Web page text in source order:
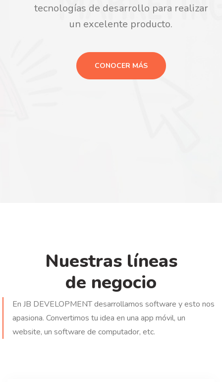
tecnologías de desarrollo para realizar
un excelente producto.
CONOCER MÁS
Nuestras líneas
de negocio
En JB DEVELOPMENT desarrollamos software y esto nos
apasiona. Convertimos tu idea en una app móvil, un
website, un software de computador, etc.